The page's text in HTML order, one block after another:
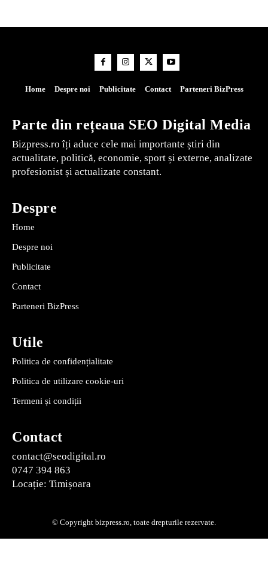
Home Despre noi Publicitate Contact Parteneri BizPress
Parte din rețeaua SEO Digital Media
Bizpress.ro îți aduce cele mai importante știri din
actualitate, politică, economie, sport și externe, analizate
profesionist și actualizate constant.
Despre
Home
Despre noi
Publicitate
Contact
Parteneri BizPress
Utile
Politica de confidențialitate
Politica de utilizare cookie-uri
Termeni și condiții
Contact
contact@seodigital.ro
0747 394 863
Locație: Timișoara
© Copyright bizpress.ro, toate drepturile rezervate.